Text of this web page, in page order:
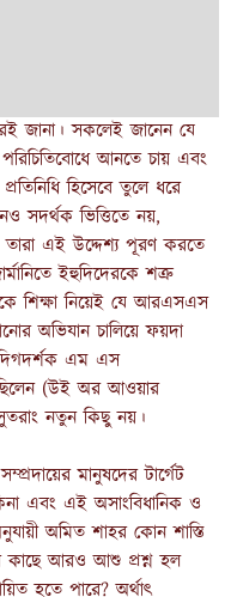
জানা। সকলেই জানেন যে
আনতে চায় এবং
হিসেবে তুলে ধরে
সদর্থক ভিত্তিতে নয়,
তারা এই উদ্দেশ্য পূরণ করতে
ইহুদিদেরকে শত্রু
শিক্ষা নিয়েই যে আরএসএস
অভিযান চালিয়ে ফয়দা
এম এস
(উই অর আওয়ার
নতুন কিছু নয়।
মানুষদের টার্গেট
এবং এই অসাংবিধানিক ও
অমিত শাহর কোন শাস্তি
কাছে আরও আশু প্রশ্ন হল
হতে পারে?অর্থাৎ